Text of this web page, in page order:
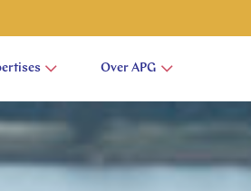
Over APG